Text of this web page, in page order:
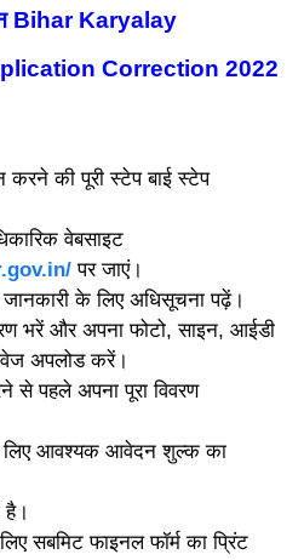
Bihar Karyalay
Correction 2022
की पूरी स्टेप बाई स्टेप
वेबसाइट
पर जाएं।
के लिए अधिसूचना पढ़ें।
भरें और अपना फोटो, साइन, आईडी
अपलोड करें।
पहले अपना पूरा विवरण
लिए आवश्यक आवेदन शुल्क का
है।
सबमिट फाइनल फॉर्म का प्रिंट